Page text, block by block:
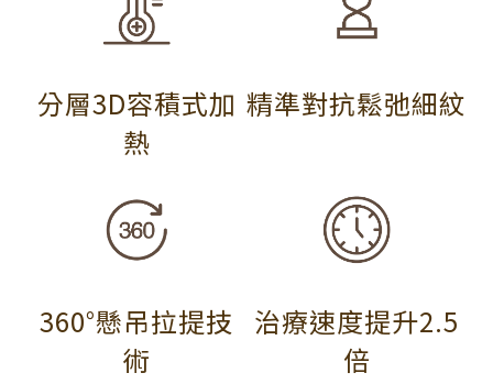
分層3D容積式加
熱
精準對抗鬆弛細紋
360°懸吊拉提技
術
治療速度提升2.5
倍